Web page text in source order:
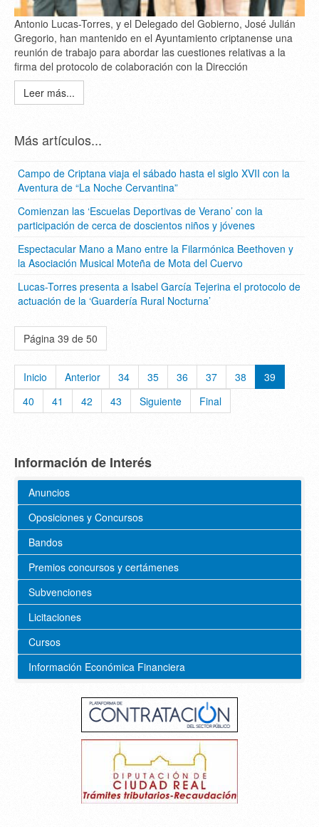
Antonio Lucas-Torres, y el Delegado del Gobierno, José Julián
Gregorio, han mantenido en el Ayuntamiento criptanense una
reunión de trabajo para abordar las cuestiones relativas a la
firma del protocolo de colaboración con la Dirección
Leer más...
Más artículos...
Campo de Criptana viaja el sábado hasta el siglo XVII con la
Aventura de “La Noche Cervantina”
Comienzan las ‘Escuelas Deportivas de Verano’ con la
participación de cerca de doscientos niños y jóvenes
Espectacular Mano a Mano entre la Filarmónica Beethoven y
la Asociación Musical Moteña de Mota del Cuervo
Lucas-Torres presenta a Isabel García Tejerina el protocolo de
actuación de la ‘Guardería Rural Nocturna’
Página 39 de 50
Inicio Anterior 34 35 36 37 38
39
40
41 42 43 Siguiente Final
Información de Interés
Anuncios
Oposiciones y Concursos
Bandos
Premios concursos y certámenes
Subvenciones
Licitaciones
Cursos
Información Económica Financiera